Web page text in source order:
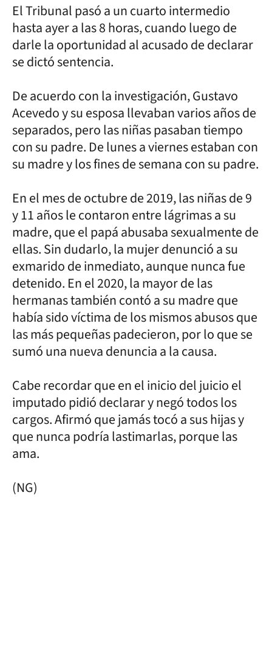
El Tribunal pasó a un cuarto intermedio
hasta ayer a las 8 horas, cuando luego de
darle la oportunidad al acusado de declarar
se dictó sentencia.
De acuerdo con la investigación, Gustavo
Acevedo y su esposa llevaban varios años de
separados, pero las niñas pasaban tiempo
con su padre. De lunes a viernes estaban con
su madre y los fines de semana con su padre.
En el mes de octubre de 2019, las niñas de 9
y 11 años le contaron entre lágrimas a su
madre, que el papá abusaba sexualmente de
ellas. Sin dudarlo, la mujer denunció a su
exmarido de inmediato, aunque nunca fue
detenido. En el 2020, la mayor de las
hermanas también contó a su madre que
había sido víctima de los mismos abusos que
las más pequeñas padecieron, por lo que se
sumó una nueva denuncia a la causa.
Cabe recordar que en el inicio del juicio el
imputado pidió declarar y negó todos los
cargos. Afirmó que jamás tocó a sus hijas y
que nunca podría lastimarlas, porque las
ama.
(NG)